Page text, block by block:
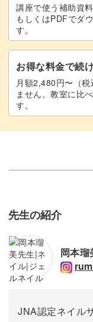
講座で使う補助資
もしくはPDFでダ
す。
お得な料金で続
月額2,480円〜（
ません。教室に比
す。
先生の紹介
岡本瑠
JNA認定ネイル